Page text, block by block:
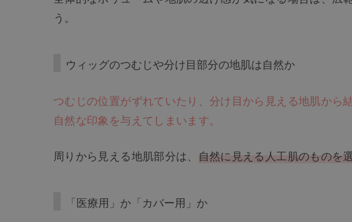
う。
ウィッグのつむじや分け目部分の地肌は自然か
つむじの位置がずれていたり、分け目から見える地肌から
自然な印象を与えてしまいます。
周りから見える地肌部分は、 自然に見える人工肌のものを
「医療用」か「カバー用」か